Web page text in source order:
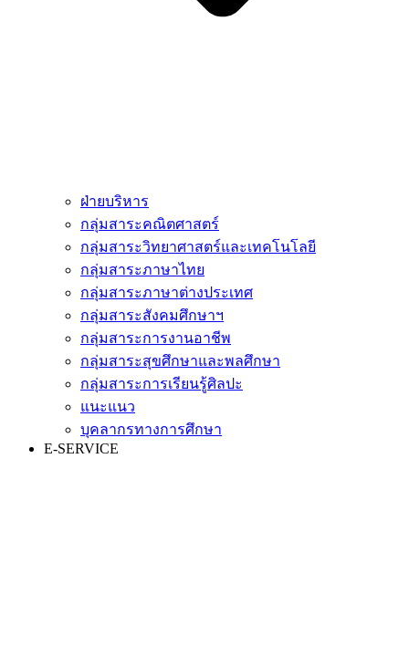
ฝ่ายบริหาร
กลุ่มสาระคณิตศาสตร์
กลุ่มสาระวิทยาศาสตร์และเทคโนโลยี
กลุ่มสาระภาษาไทย
กลุ่มสาระภาษาต่างประเทศ
กลุ่มสาระสังคมศึกษาฯ
กลุ่มสาระการงานอาชีพ
กลุ่มสาระสุขศึกษาและพลศึกษา
กลุ่มสาระการเรียนรู้ศิลปะ
แนะแนว
บุคลากรทางการศึกษา
E-SERVICE